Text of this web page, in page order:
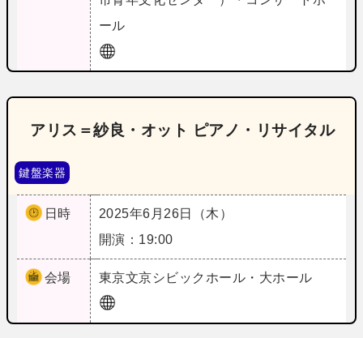
ール
アリス＝紗良・オット ピアノ・リサイタル
鍵盤楽器
日時
2025年6月26日（木）
開演：19:00
会場 東京文京シビックホール・大ホール